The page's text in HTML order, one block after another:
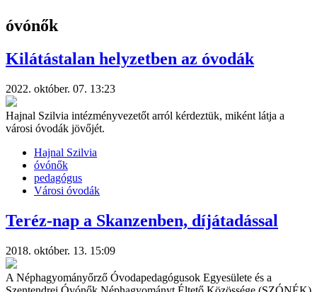
óvónők
Kilátástalan helyzetben az óvodák
2022. október. 07. 13:23
Hajnal Szilvia intézményvezetőt arról kérdeztük, miként látja a
városi óvodák jövőjét.
Hajnal Szilvia
óvónők
pedagógus
Városi óvodák
Teréz-nap a Skanzenben, díjátadással
2018. október. 13. 15:09
A Néphagyományőrző Óvodapedagógusok Egyesülete és a